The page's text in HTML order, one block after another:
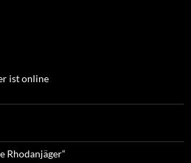
ist online
Rhodanjäger“